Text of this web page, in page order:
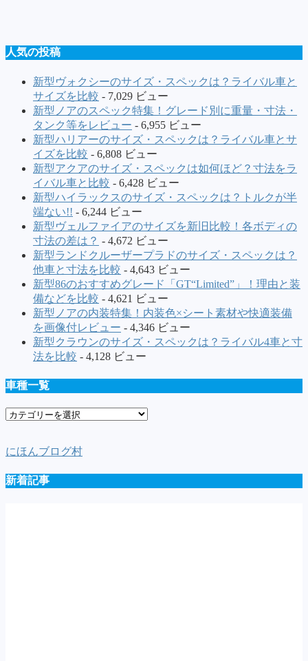
人気の投稿
新型ヴォクシーのサイズ・スペックは？ライバル車と
サイズを比較 - 7,029 ビュー
新型ノアのスペック特集！グレード別に重量・寸法・
タンク等をレビュー - 6,955 ビュー
新型ハリアーのサイズ・スペックは？ライバル車とサ
イズを比較 - 6,808 ビュー
新型アクアのサイズ・スペックは如何ほど？寸法をラ
イバル車と比較 - 6,428 ビュー
新型ハイラックスのサイズ・スペックは？トルクが半
端ない!! - 6,244 ビュー
新型ヴェルファイアのサイズを新旧比較！各ボディの
寸法の差は？ - 4,672 ビュー
新型ランドクルーザープラドのサイズ・スペックは？
他車と寸法を比較 - 4,643 ビュー
新型86のおすすめグレード「GT“Limited”」！理由と装
備などを比較 - 4,621 ビュー
新型ノアの内装特集！内装色×シート素材や快適装備
を画像付レビュー - 4,346 ビュー
新型クラウンのサイズ・スペックは？ライバル4車と寸
法を比較 - 4,128 ビュー
車種一覧
車
覧
にほんブログ村
新着記事